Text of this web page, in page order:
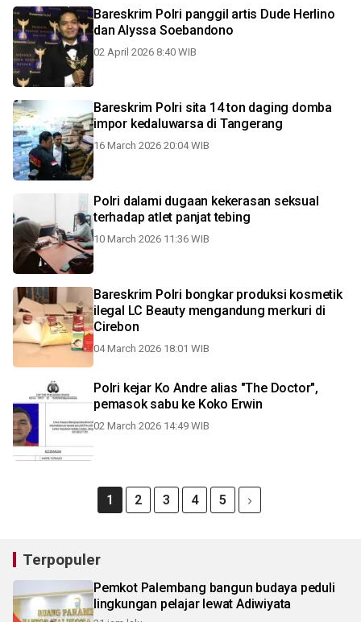
Bareskrim Polri panggil artis Dude Herlino
dan Alyssa Soebandono
02 April 2026 8:40 WIB
Bareskrim Polri sita 14 ton daging domba
impor kedaluwarsa di Tangerang
16 March 2026 20:04 WIB
Polri dalami dugaan kekerasan seksual
terhadap atlet panjat tebing
10 March 2026 11:36 WIB
Bareskrim Polri bongkar produksi kosmetik
ilegal LC Beauty mengandung merkuri di
Cirebon
04 March 2026 18:01 WIB
Polri kejar Ko Andre alias "The Doctor",
pemasok sabu ke Koko Erwin
02 March 2026 14:49 WIB
1 2 3 4 5
Terpopuler
Pemkot Palembang bangun budaya peduli
lingkungan pelajar lewat Adiwiyata